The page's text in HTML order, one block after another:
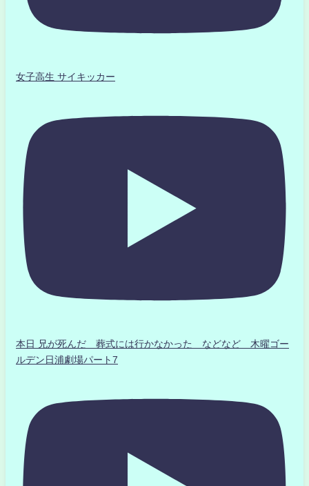
女子高生 サイキッカー
本日 兄が死んだ 葬式には行かなかった などなど 木曜ゴー
ルデン日浦劇場パート7